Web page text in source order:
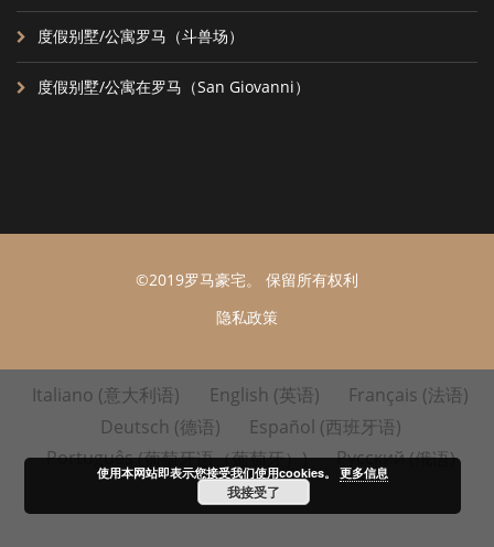
度假别墅/公寓罗马（斗兽场）
度假别墅/公寓在罗马（San Giovanni）
©2019罗马豪宅。 保留所有权利
隐私政策
Italiano (意大利语) English (英语) Français (法语)
Deutsch (德语) Español (西班牙语)
Português(葡萄牙语（葡萄牙）) Русский(俄语)
简体中文
使用本网站即表示您接受我们使用cookies。更多信息
我接受了